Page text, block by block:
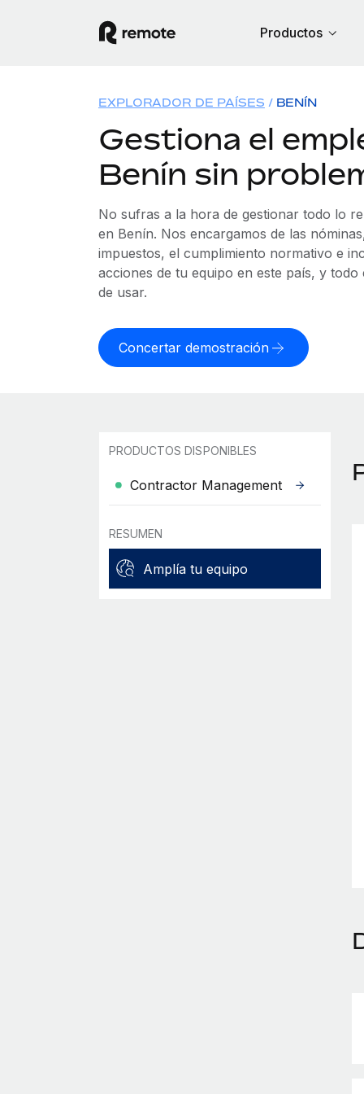
Productos
EXPLORADOR DE PAÍSES BENÍN
Gestiona el
Benín sin
No sufras a la hora de gestionar todo lo
en Benín. Nos encargamos de las
impuestos, el cumplimiento normativo e
acciones de tu equipo en este país, y
de usar.
Concertar demostración
PRODUCTOS DISPONIBLES
Contractor Management
RESUMEN
Amplía tu equipo